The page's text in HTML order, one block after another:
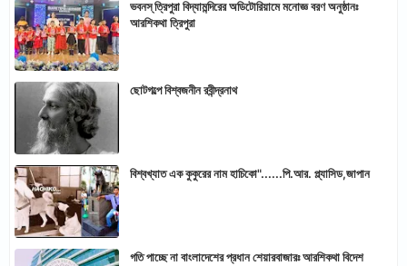
ভবনস্ ত্রিপুরা বিদ্যামন্দিরের অডিটোরিয়ামে মনোজ্ঞ বরণ অনুষ্ঠানঃ
আরশিকথা ত্রিপুরা
ছোটগল্পে বিশ্বজনীন রবীন্দ্রনাথ
বিশ্বখ্যাত এক কুকুরের নাম হাচিকো"......পি.আর. প্ল্যাসিড,জাপান
গতি পাচ্ছে না বাংলাদেশের প্রধান শেয়ারবাজারঃ আরশিকথা বিদেশ